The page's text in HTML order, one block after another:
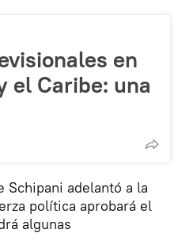
en
el Caribe: una
Schipani adelantó a la
política aprobará el
algunas